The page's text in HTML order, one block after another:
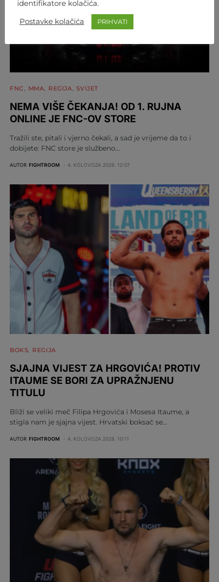
FNC MMA REGIJA SVIJET
NEMA VIŠE ČEKANJA! OD 1. RUJNA
ONLINE JE FNC-OV STORE
Tražili ste, pitali i vjerno čekali, a sad je vrijeme da to i
dobijete: FNC store je službeno…
AUTOR FIGHTROOM 4. KOLOVOZA 2026. 12:07
BOKS REGIJA
SJAJNA VIJEST ZA HRGOVIĆA! PROTIV
ITAUME SE BORI ZA UPRAŽNJENU
TITULU
Bliži se veliki meč Filipa Hrgovića i Mosesa Itaume, a
stigla nam je sjajna vijest. Hrvatski boksač se…
AUTOR FIGHTROOM 4. KOLOVOZA 2026. 10:11
identifikatore kolačića.
Postavke kolačića PRIHVATI